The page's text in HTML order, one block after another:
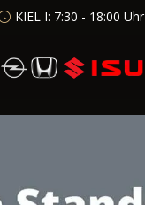
KIEL I: 7:30 - 18:00 Uhr